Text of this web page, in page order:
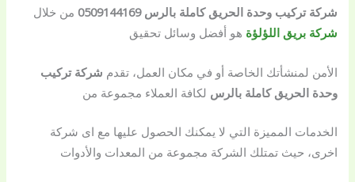
شركة تركيب وحدة الحريق كاملة بالرس 0509144169
من خلال
شركة بريق اللؤلؤة هو أفضل وسائل تحقيق
الأمن لمنشأتك الخاصة أو في مكان العمل، تقدم شركة تركيب
وحدة الحريق كاملة بالرس لكافة العملاء مجموعة من
الخدمات المميزة التي لا يمكنك الحصول عليها مع اى شركة
اخرى، حيث تمتلك الشركة مجموعة من المعدات والأدوات